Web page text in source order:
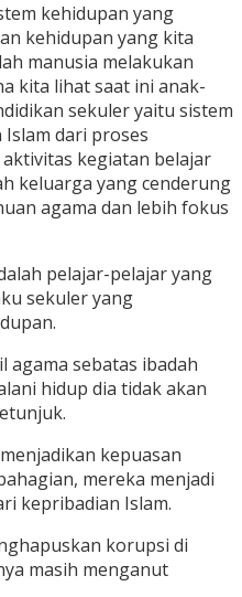
kehidupan yang
kehidupan yang kita
manusia melakukan
kita lihat saat ini anak-
sekuler yaitu sistem
dari proses
kegiatan belajar
keluarga yang cenderung
agama dan lebih fokus
pelajar-pelajar yang
sekuler yang
agama sebatas ibadah
hidup dia tidak akan
kepuasan
mereka menjadi
kepribadian Islam.
korupsi di
masih menganut